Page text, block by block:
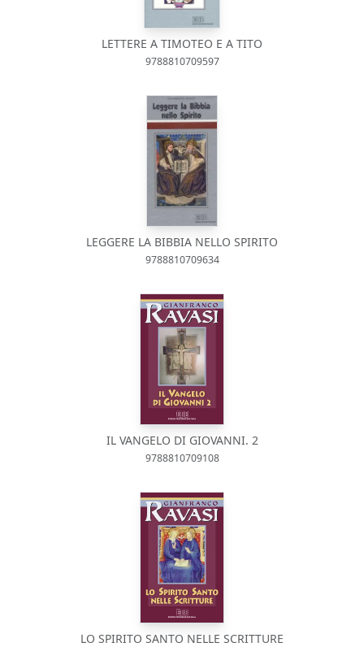
LETTERE A TIMOTEO E A TITO
9788810709597
LEGGERE LA BIBBIA NELLO SPIRITO
9788810709634
IL VANGELO DI GIOVANNI. 2
9788810709108
LO SPIRITO SANTO NELLE SCRITTURE